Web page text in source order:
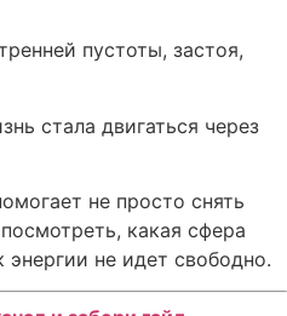
пустоты, застоя,
стала двигаться через
не просто снять
какая сфера
не идет свободно.